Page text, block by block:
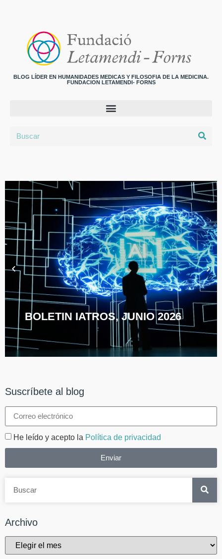
BLOG LÍDER EN HUMANIDADES MEDICAS Y FILOSOFIA DE LA MEDICINA.
FUNDACION LETAMENDI- FORNS
BOLETIN IATROS, JUNIO 2026
Suscríbete al blog
He leído y acepto la Política de privacidad
Enviar
Archivo